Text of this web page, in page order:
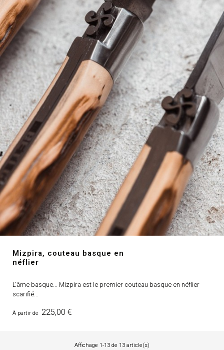
Mizpira, couteau basque en
néflier
L'âme basque... Mizpira est le premier couteau basque en néflier
scarifié...
À partir de Prix
225,00 €
Affichage 1-13 de 13 article(s)